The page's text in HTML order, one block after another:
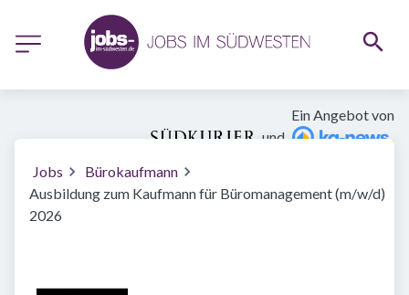
Ein Angebot von
und
Jobs
Bürokaufmann
Ausbildung zum Kaufmann für Büromanagement (m/w/d)
2026